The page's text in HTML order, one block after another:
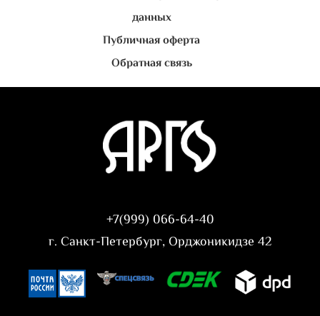
данных
Публичная оферта
Обратная связь
+7(999) 066-64-40
г. Санкт-Петербург, Орджоникидзе 42